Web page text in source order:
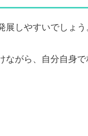
しやすいでしょう
ながら、自分自身